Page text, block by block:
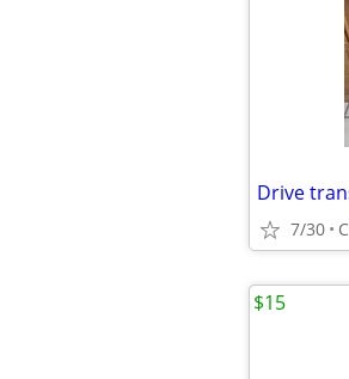
Drive
7/30
$15